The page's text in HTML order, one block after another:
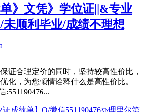
》文凭》学位证||&专业
顺利毕业/成绩不理想
证合理定价的同时，坚持较高性价比，
化，为您倾情诠释什么是高性价比。
:551190476...